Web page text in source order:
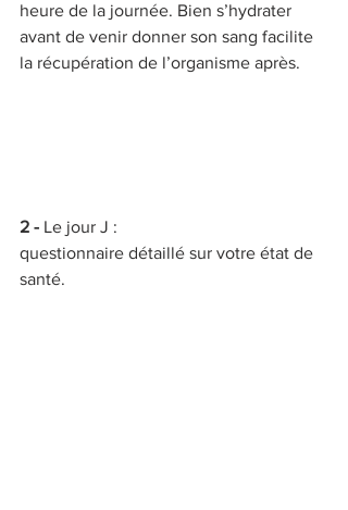
heure de la journée. Bien s’hydrater
avant de venir donner son sang facilite
la récupération de l’organisme après.
2 - Le jour J :
questionnaire détaillé sur votre état de
santé.